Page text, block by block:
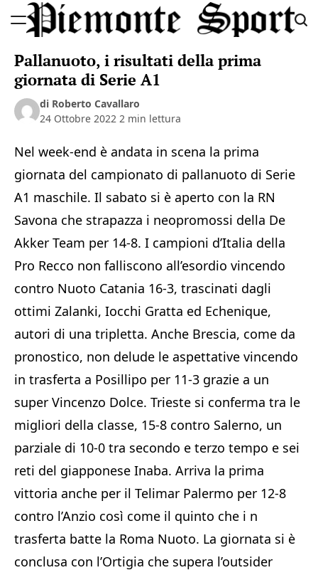
to
Sport
Pallanuoto, i risultati della prima
giornata di Serie A1
di Roberto Cavallaro
24 Ottobre 2022 2 min lettura
Nel week-end è andata in scena la prima
giornata del campionato di pallanuoto di Serie
A1 maschile. Il sabato si è aperto con la RN
Savona che strapazza i neopromossi della De
Akker Team per 14-8. I campioni d’Italia della
Pro Recco non falliscono all’esordio vincendo
contro Nuoto Catania 16-3, trascinati dagli
ottimi Zalanki, Iocchi Gratta ed Echenique,
autori di una tripletta. Anche Brescia, come da
pronostico, non delude le aspettative vincendo
in trasferta a Posillipo per 11-3 grazie a un
super Vincenzo Dolce. Trieste si conferma tra le
migliori della classe, 15-8 contro Salerno, un
parziale di 10-0 tra secondo e terzo tempo e sei
reti del giapponese Inaba. Arriva la prima
vittoria anche per il Telimar Palermo per 12-8
contro l’Anzio così come il quinto che i n
trasferta batte la Roma Nuoto. La giornata si è
conclusa con l’Ortigia che supera l’outsider